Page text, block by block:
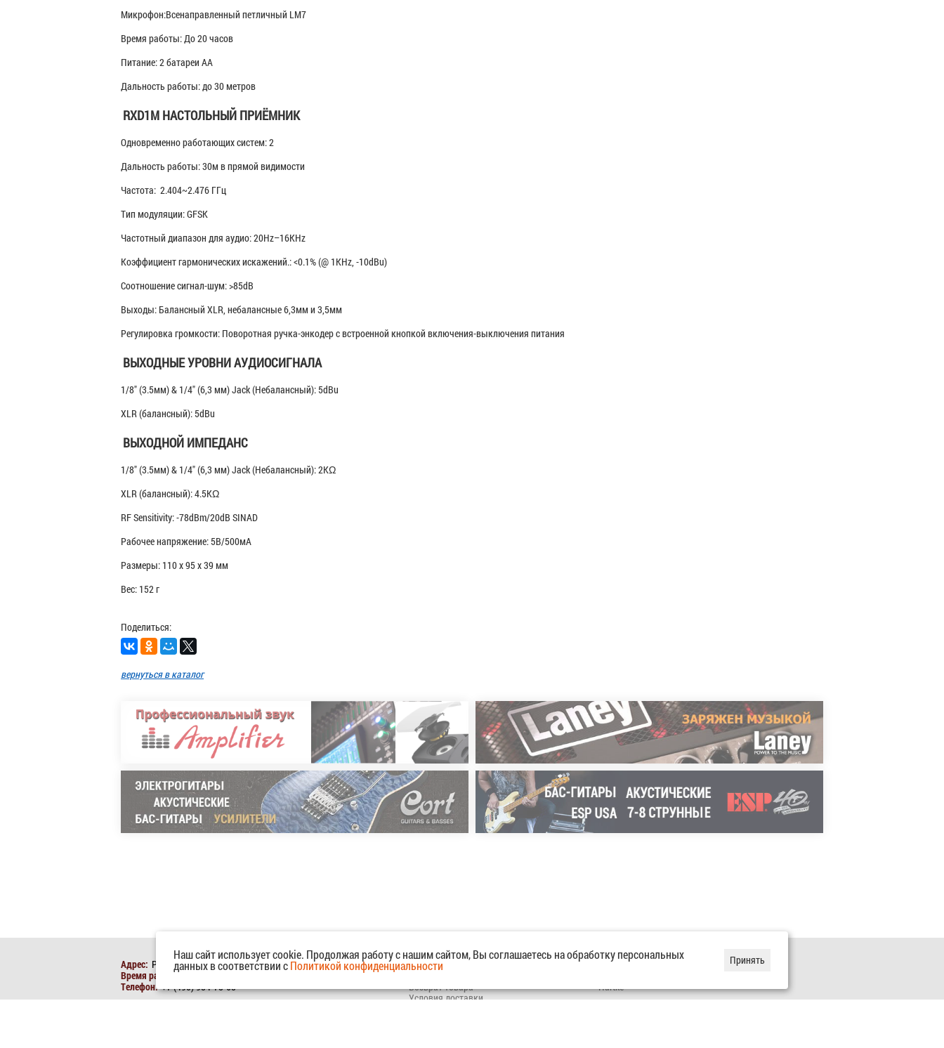
ДЭВИД ЭЛЕФСОН
(DAVID ELLEFSON)
Megadeth
Микрофон:Всенаправленный петличный LM7
Время работы: До 20 часов
Питание: 2 батареи АА
Дальность работы: до 30 метров
RXD1M НАСТОЛЬНЫЙ ПРИЁМНИК
Одновременно работающих систем: 2
Дальность работы: 30м в прямой видимости
Частота: 2.404~2.476 ГГц
Тип модуляции: GFSK
Частотный диапазон для аудио: 20Hz–16KHz
Коэффициент гармонических искажений.: <0.1% (@ 1KHz, -10dBu)
Соотношение сигнал-шум: >85dB
Выходы: Балансный XLR, небалансные 6,3мм и 3,5мм
Регулировка громкости: Поворотная ручка-энкодер с встроенной кнопкой включения-выключения питания
ВЫХОДНЫЕ УРОВНИ АУДИОСИГНАЛА
1/8" (3.5мм) & 1/4" (6,3 мм) Jack (Небалансный): 5dBu
XLR (балансный): 5dBu
ВЫХОДНОЙ ИМПЕДАНС
1/8" (3.5мм) & 1/4" (6,3 мм) Jack (Небалансный): 2KΩ
XLR (балансный): 4.5KΩ
RF Sensitivity: -78dBm/20dB SINAD
Рабочее напряжение: 5В/500мА
Размеры: 110 x 95 x 39 мм
Вес: 152 г
Поделиться:
вернуться в каталог
Адрес: Россия, г. Москва, Верхняя Красносельская улица, 2
Время работы:
Телефон: +7 (495) 984-78-68
Покупателю
Возврат товара
Условия доставки
Модели прошлых лет
Hartke
Наш сайт использует cookie. Продолжая работу с нашим сайтом, Вы соглашаетесь на обработку персональных
данных в соответствии сПолитикой конфиденциальности Принять